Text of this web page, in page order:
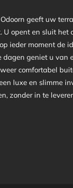
geeft uw
opent en sluit het
ieder moment de
dagen geniet u van
comfortabel
luxe en slimme
zonder in te